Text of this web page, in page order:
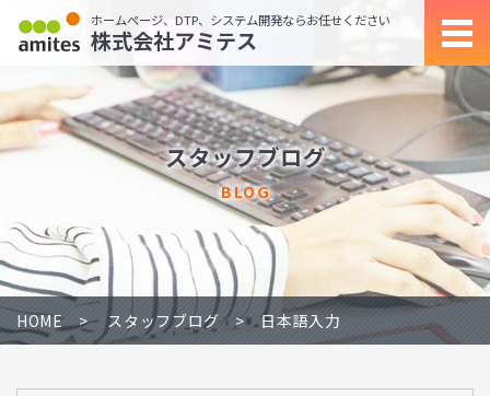
ホームページ、DTP、システム開発ならお任せください
株式会社アミテス
スタッフブログ
BLOG
HOME スタッフブログ 日本語入力